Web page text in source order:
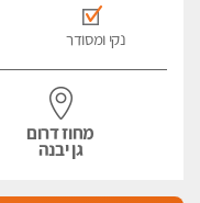
נקי ומסודר
מחוז דרום
גן יבנה